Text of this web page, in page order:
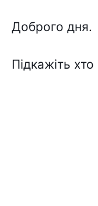
Доброго дня.
Підкажіть